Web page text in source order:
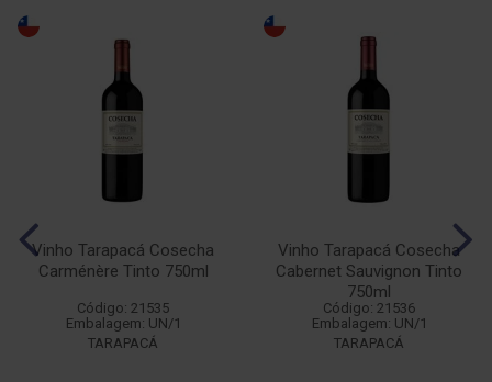
Vinho Tarapacá Cosecha
Carménère Tinto 750ml
Código: 21535
Embalagem: UN/1
TARAPACÁ
Vinho Tarapacá Cosecha
Cabernet Sauvignon Tinto
750ml
Código: 21536
Embalagem: UN/1
TARAPACÁ